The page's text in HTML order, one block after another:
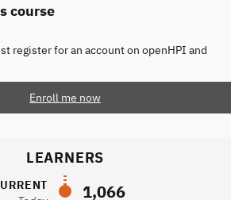
course
register for an account on openHPI and
Enroll me now
LEARNERS
1,066